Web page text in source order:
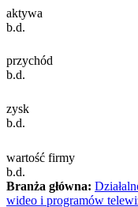
aktywa
b.d.
przychód
b.d.
zysk
b.d.
wartość firmy
b.d.
Branża główna:
wideo i programów